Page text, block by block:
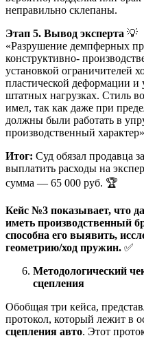
неправильно склепаны.
Этап 5. Вывод эксперта 💡
«Разрушение демпферных
конструктивно-
установкой ограничителей
пластической деформации
штатных нагрузках. Стиль
имел, так как даже при
должны были работать в
производственный
Итог: Суд обязал продавца
выплатить расходы на
сумма — 65 000 руб. 🏆
Кейс №3 показывает, что
иметь производственный
способна его выявить,
геометрию/ход пружин. ✅
Методологический
сцепления
Обобщая три кейса,
протокол, который лежит в
сцепления авто. Этот